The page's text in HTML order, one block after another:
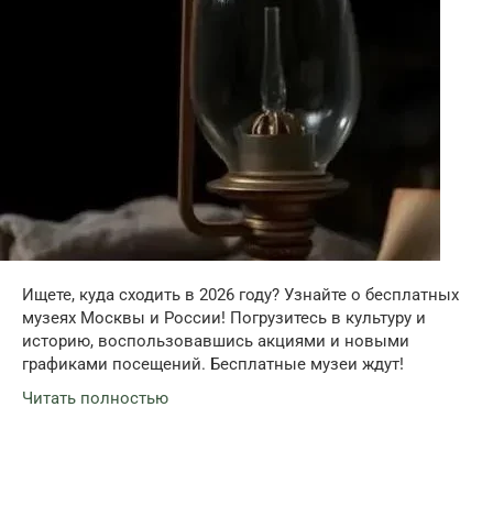
Ищете, куда сходить в 2026 году? Узнайте о бесплатных
музеях Москвы и России! Погрузитесь в культуру и
историю, воспользовавшись акциями и новыми
графиками посещений. Бесплатные музеи ждут!
Читать полностью